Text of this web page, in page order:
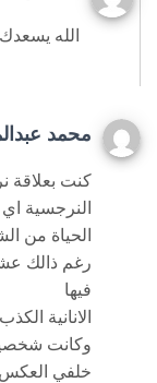
الله
محمد
كنت بعلاقة
النرجسية
الحياة من
فيها
الانانية
وكانت
خلفي العكس